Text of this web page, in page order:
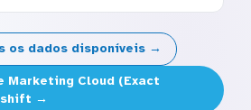
os dados disponíveis →
Marketing Cloud (Exact
→